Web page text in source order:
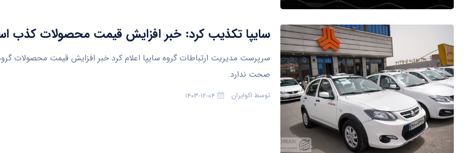
سایپا تکذیب کرد: خبر افزایش قیمت محصولات کذب
سرپرست مدیریت ارتباطات گروه سایپا اعلام کرد خبر افزایش قیمت محصولات
صحت ندارد.
توسط اکوایران ۱۴۰۳-۱۲-۰۴